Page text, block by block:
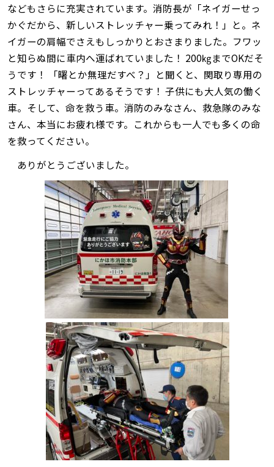
などもさらに充実されています。消防長が「ネイガーせっ
かぐだから、新しいストレッチャー乗ってみれ！」と。ネ
イガーの肩幅でさえもしっかりとおさまりました。フワッ
と知らぬ間に車内へ運ばれていました！ 200㎏までOKだそ
うです！ 「曙とか無理だすべ？」と聞くと、関取り専用の
ストレッチャーってあるそうです！ 子供にも大人気の働く
車。そして、命を救う車。消防のみなさん、救急隊のみな
さん、本当にお疲れ様です。これからも一人でも多くの命
を救ってください。
ありがとうございました。